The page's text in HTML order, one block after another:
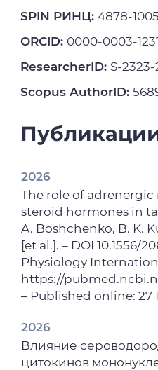
SPIN РИНЦ:4878-1005
ORCID: 0000-0003-
ResearcherID: S-2323-
Scopus AuthorID:
2026
The role of adrenergic
steroid hormones in
A. Boshchenko, B. K.
[et al.]. – DOI 10.1556/
Physiology
https://
– Published online: 27
2026
Влияние
цитокинов